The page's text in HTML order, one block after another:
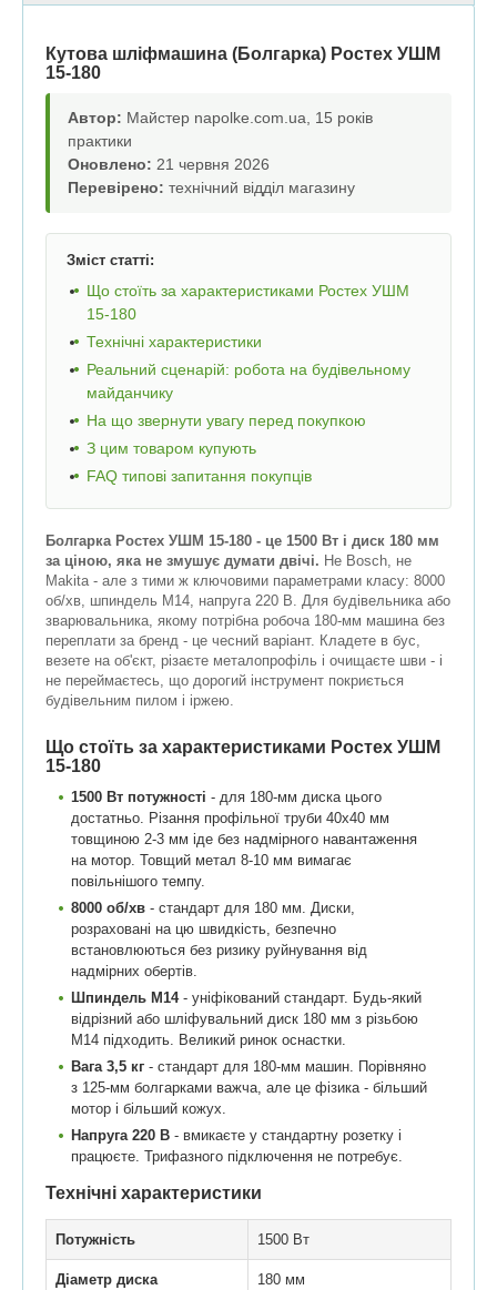
Кутова шліфмашина (Болгарка) Ростех УШМ
15-180
Автор: Майстер napolke.com.ua, 15 років
практики
Оновлено: 21 червня 2026
Перевірено: технічний відділ магазину
Зміст статті:
Що стоїть за характеристиками Ростех УШМ
15-180
Технічні характеристики
Реальний сценарій: робота на будівельному
майданчику
На що звернути увагу перед покупкою
З цим товаром купують
FAQ типові запитання покупців
Болгарка Ростех УШМ 15-180 - це 1500 Вт і диск 180 мм
за ціною, яка не змушує думати двічі. Не Bosch, не
Makita - але з тими ж ключовими параметрами класу: 8000
об/хв, шпиндель M14, напруга 220 В. Для будівельника або
зварювальника, якому потрібна робоча 180-мм машина без
переплати за бренд - це чесний варіант. Кладете в бус,
везете на об'єкт, різаєте металопрофіль і очищаєте шви - і
не переймаєтесь, що дорогий інструмент покриється
будівельним пилом і іржею.
Що стоїть за характеристиками Ростех УШМ
15-180
1500 Вт потужності - для 180-мм диска цього
достатньо. Різання профільної труби 40х40 мм
товщиною 2-3 мм іде без надмірного навантаження
на мотор. Товщий метал 8-10 мм вимагає
повільнішого темпу.
8000 об/хв - стандарт для 180 мм. Диски,
розраховані на цю швидкість, безпечно
встановлюються без ризику руйнування від
надмірних обертів.
Шпиндель M14- уніфікований стандарт. Будь-який
відрізний або шліфувальний диск 180 мм з різьбою
М14 підходить. Великий ринок оснастки.
Вага 3,5 кг - стандарт для 180-мм машин. Порівняно
з 125-мм болгарками важча, але це фізика - більший
мотор і більший кожух.
Напруга 220 В - вмикаєте у стандартну розетку і
працюєте. Трифазного підключення не потребує.
Технічні характеристики
Потужність 1500 Вт
Діаметр диска 180 мм